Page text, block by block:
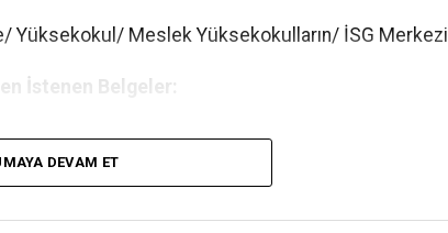
Yüksekokul/ Meslek Yüksekokulların/ İSG Merkezi
İstenen Belgeler:
DEVAM ET